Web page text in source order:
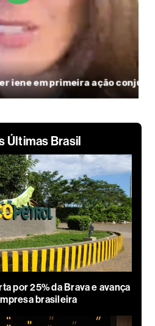
Últimas Brasil
por 25% da Brava e avança
brasileira